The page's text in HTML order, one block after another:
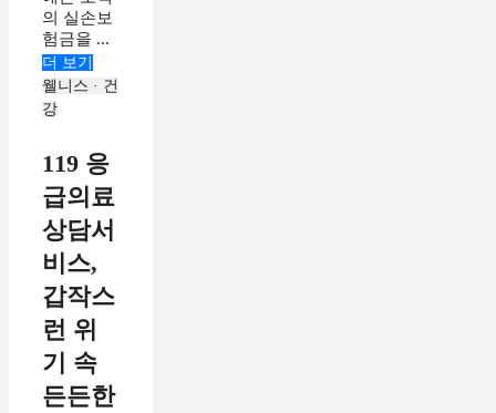
의 실손보
험금을 ...
더 보기
웰니스 · 건
강
119 응
급의료
상담서
비스,
갑작스
런 위
기 속
든든한